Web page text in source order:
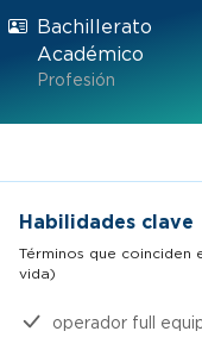
Bachillerato
Académico
Profesión
Habilidades clave
Términos que
vida)​
operador full